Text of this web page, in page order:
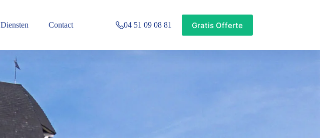
Diensten Contact 04 51 09 08 81 Gratis Offerte